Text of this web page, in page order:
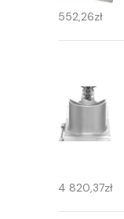
552,26zł
4 820,37zł